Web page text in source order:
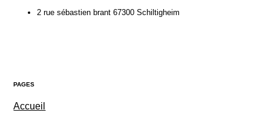
2 rue sébastien brant 67300 Schiltigheim
PAGES
Accueil